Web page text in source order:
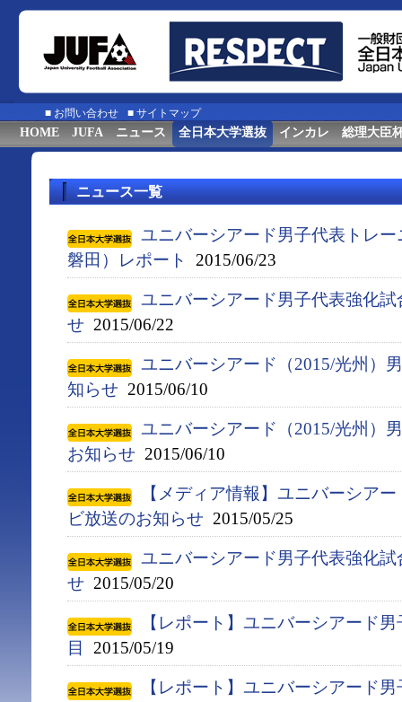
■ お問い合わせ ■ サイトマップ
HOME JUFA ニュース 全日本大学選抜 インカレ 総理大臣
ニュース一覧
ユニバーシアード男子代表トレ
磐田）レポート
2015/06/23
ユニバーシアード男子代表強化
せ 2015/06/22
ユニバーシアード（2015/光州）
知らせ 2015/06/10
ユニバーシアード（2015/光州）
お知らせ 2015/06/10
【メディア情報】ユニバーシア
ビ放送のお知らせ 2015/05/25
ユニバーシアード男子代表強化
せ 2015/05/20
【レポート】ユニバーシアード
目
2015/05/19
【レポート】ユニバーシアード